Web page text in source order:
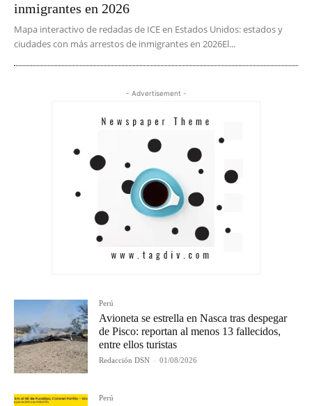
inmigrantes en 2026
Mapa interactivo de redadas de ICE en Estados Unidos: estados y
ciudades con más arrestos de inmigrantes en 2026El...
- Advertisement -
Perú
Avioneta se estrella en Nasca tras despegar
de Pisco: reportan al menos 13 fallecidos,
entre ellos turistas
Redacción DSN - 01/08/2026
Perú